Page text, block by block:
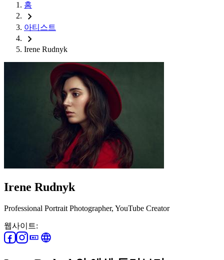
홈
chevron_right
아티스트
chevron_right
Irene Rudnyk
Irene Rudnyk
Professional Portrait Photographer, YouTube Creator
웹사이트: